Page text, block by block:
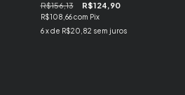
R$156,13 R$124,90
R$108,66com Pix
6 x de R$20,82 sem juros